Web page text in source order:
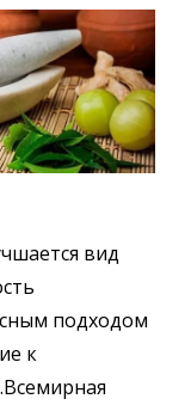
вид
подходом
к